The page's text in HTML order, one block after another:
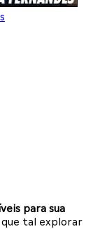
para sua
que tal explorar